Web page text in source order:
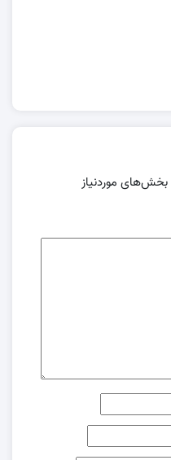
بخش‌های موردنیاز